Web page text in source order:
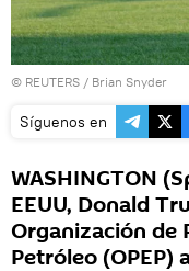
© REUTERS / Brian Snyder
Síguenos en
WASHINGTON
EEUU, Donald
Organización de
Petróleo (OPEP)